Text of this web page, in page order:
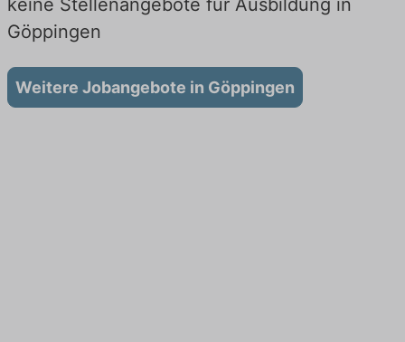
keine Stellenangebote für Ausbildung in
Göppingen
Weitere Jobangebote in Göppingen